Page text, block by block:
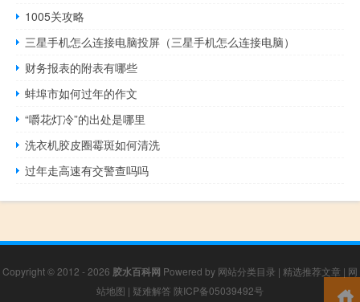
1005关攻略
三星手机怎么连接电脑投屏（三星手机怎么连接电脑）
财务报表的附表有哪些
蚌埠市如何过年的作文
“嚼花灯冷”的出处是哪里
洗衣机胶皮圈霉斑如何清洗
过年走高速有交警查吗吗
Copyright © 2012 - 2026 胶水百科网 Powered by 网站分类目录 | 精选推荐文章 | 网
站地图 | 疑难解答 陕ICP备05039492号